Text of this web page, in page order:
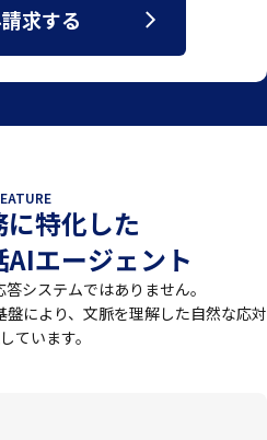
求する
特化した
エージェント
システムではありません。
により、文脈を理解した自然な応対
ています。